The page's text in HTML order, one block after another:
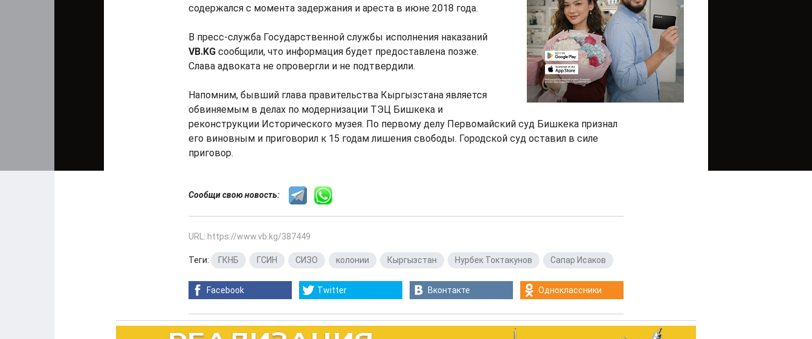
содержался с момента задержания и ареста в июне 2018 года.
В пресс-служба Государственной службы исполнения наказаний
VB.KG сообщили, что информация будет предоставлена позже.
Слава адвоката не опровергли и не подтвердили.
Напомним, бывший глава правительства Кыргызстана является
обвиняемым в делах по модернизации ТЭЦ Бишкека и
реконструкции Исторического музея. По первому делу Первомайский суд Бишкека признал
его виновным и приговорил к 15 годам лишения свободы. Городской суд оставил в силе
приговор.
Сообщи свою новость:
URL: https://www.vb.kg/387449
Теги: ГКНБ ГСИН СИЗО колонии Кыргызстан Нурбек Токтакунов Сапар Исаков
Facebook Twitter Вконтакте Одноклассники